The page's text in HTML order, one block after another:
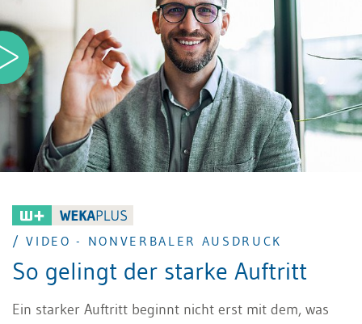
unserem Video erfahren Sie, wie Sie Ihre Mitarbeiter
richtig kritisieren. So gelingt es Ihnen, schwierige
Situationen in echte Entwicklungsmöglichkeiten zu
verwandeln und eine positive, vertrauensvolle
Zusammenarbeit zu fördern.
/ VIDEO - NONVERBALER AUSDRUCK
So gelingt der starke Auftritt
Ein starker Auftritt beginnt nicht erst mit dem, was